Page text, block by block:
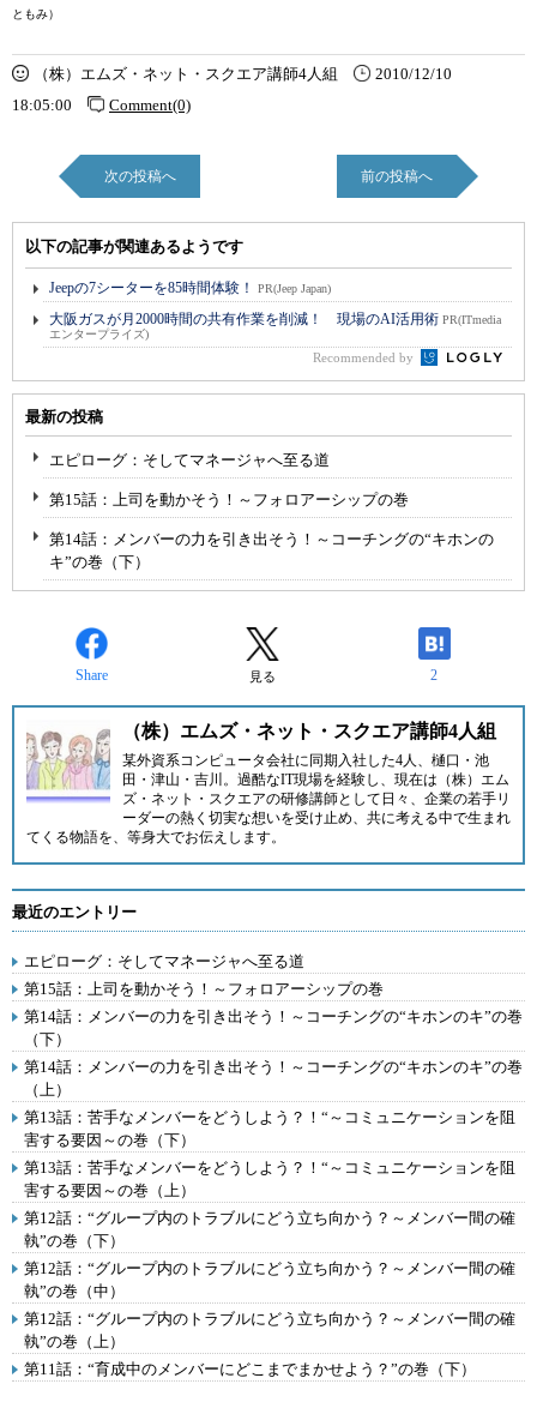
ともみ）
（株）エムズ・ネット・スクエア講師4人組
2010/12/10
18:05:00
Comment(0)
次の投稿へ 前の投稿へ
以下の記事が関連あるようです
Jeepの7シーターを85時間体験！ PR(Jeep Japan)
大阪ガスが月2000時間の共有作業を削減！ 現場のAI活用術 PR(ITmedia
エンタープライズ)
Recommended by
最新の投稿
エピローグ：そしてマネージャへ至る道
第15話：上司を動かそう！～フォロアーシップの巻
第14話：メンバーの力を引き出そう！～コーチングの“キホンの
キ”の巻（下）
Share 見る 2
（株）エムズ・ネット・スクエア講師4人組
某外資系コンピュータ会社に同期入社した4人、樋口・池
田・津山・吉川。過酷なIT現場を経験し、現在は （株）エム
ズ・ネット・スクエアの研修講師として日々、企業の若手リ
ーダーの熱く切実な想いを受け止め、共に考える中で生まれ
てくる物語を、等身大でお伝えします。
最近のエントリー
エピローグ：そしてマネージャへ至る道
第15話：上司を動かそう！～フォロアーシップの巻
第14話：メンバーの力を引き出そう！～コーチングの“キホンのキ”の巻
（下）
第14話：メンバーの力を引き出そう！～コーチングの“キホンのキ”の巻
（上）
第13話：苦手なメンバーをどうしよう？！“～コミュニケーションを阻
害する要因～の巻（下）
第13話：苦手なメンバーをどうしよう？！“～コミュニケーションを阻
害する要因～の巻（上）
第12話：“グループ内のトラブルにどう立ち向かう？～メンバー間の確
執”の巻（下）
第12話：“グループ内のトラブルにどう立ち向かう？～メンバー間の確
執”の巻（中）
第12話：“グループ内のトラブルにどう立ち向かう？～メンバー間の確
執”の巻（上）
第11話：“育成中のメンバーにどこまでまかせよう？”の巻（下）